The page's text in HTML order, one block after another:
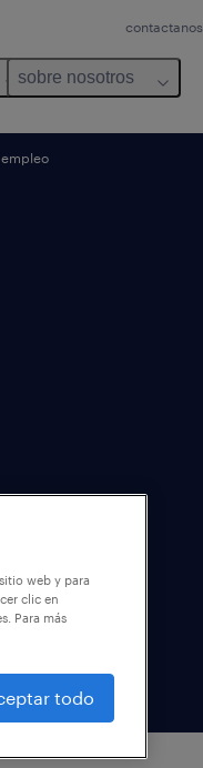
contactanos
sobre nosotros
web y para
clic en
Para más
todo